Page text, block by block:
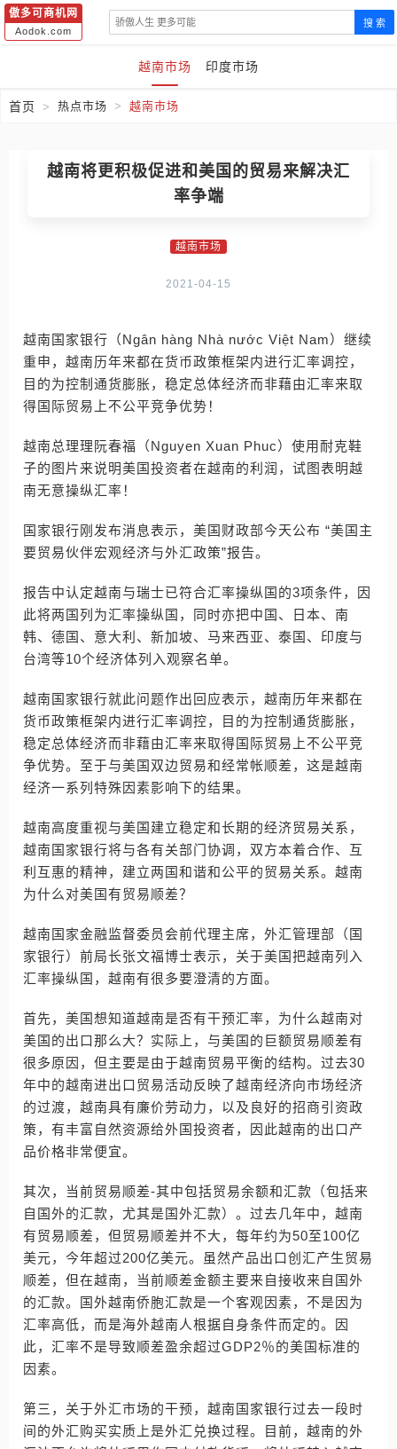
傲多可商机网
Aodok.com
搜 索
越南市场 印度市场
首页 热点市场 越南市场
越南将更积极促进和美国的贸易来解决汇
率争端
越南市场
2021-04-15
越南国家银行（Ngân hàng Nhà nước Việt Nam）继续
重申，越南历年来都在货币政策框架内进行汇率调控，
目的为控制通货膨胀，稳定总体经济而非藉由汇率来取
得国际贸易上不公平竞争优势！
越南总理理阮春福（Nguyen Xuan Phuc）使用耐克鞋
子的图片来说明美国投资者在越南的利润，试图表明越
南无意操纵汇率！
国家银行刚发布消息表示，美国财政部今天公布 “美国主
要贸易伙伴宏观经济与外汇政策”报告。
报告中认定越南与瑞士已符合汇率操纵国的3项条件，因
此将两国列为汇率操纵国，同时亦把中国、日本、南
韩、德国、意大利、新加坡、马来西亚、泰国、印度与
台湾等10个经济体列入观察名单。
越南国家银行就此问题作出回应表示，越南历年来都在
货币政策框架内进行汇率调控，目的为控制通货膨胀，
稳定总体经济而非藉由汇率来取得国际贸易上不公平竞
争优势。至于与美国双边贸易和经常帐顺差，这是越南
经济一系列特殊因素影响下的结果。
越南高度重视与美国建立稳定和长期的经济贸易关系，
越南国家银行将与各有关部门协调，双方本着合作、互
利互惠的精神，建立两国和谐和公平的贸易关系。越南
为什么对美国有贸易顺差？
越南国家金融监督委员会前代理主席，外汇管理部（国
家银行）前局长张文福博士表示，关于美国把越南列入
汇率操纵国，越南有很多要澄清的方面。
首先，美国想知道越南是否有干预汇率，为什么越南对
美国的出口那么大？实际上，与美国的巨额贸易顺差有
很多原因，但主要是由于越南贸易平衡的结构。过去30
年中的越南进出口贸易活动反映了越南经济向市场经济
的过渡，越南具有廉价劳动力，以及良好的招商引资政
策，有丰富自然资源给外国投资者，因此越南的出口产
品价格非常便宜。
其次，当前贸易顺差-其中包括贸易余额和汇款（包括来
自国外的汇款，尤其是国外汇款）。过去几年中，越南
有贸易顺差，但贸易顺差并不大，每年约为50至100亿
美元，今年超过200亿美元。虽然产品出口创汇产生贸易
顺差，但在越南，当前顺差金额主要来自接收来自国外
的汇款。国外越南侨胞汇款是一个客观因素，不是因为
汇率高低，而是海外越南人根据自身条件而定的。因
此，汇率不是导致顺差盈余超过GDP2％的美国标准的
因素。
第三，关于外汇市场的干预，越南国家银行过去一段时
间的外汇购买实质上是外汇兑换过程。目前，越南的外